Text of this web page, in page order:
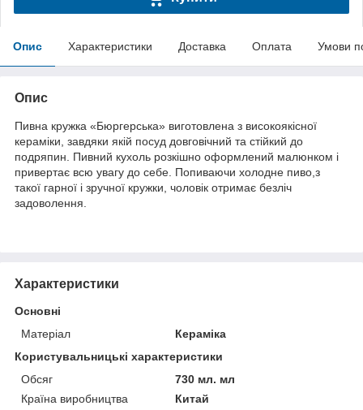
Опис Характеристики Доставка Оплата Умови
Опис
Пивна кружка «Бюргерська» виготовлена з високоякісної
кераміки, завдяки якій посуд довговічний та стійкий до
подряпин. Пивний кухоль розкішно оформлений малюнком і
привертає всю увагу до себе. Попиваючи холодне пиво,з
такої гарної і зручної кружки, чоловік отримає безліч
задоволення.
Характеристики
Основні
Матеріал
Кераміка
Користувальницькі характеристики
Обсяг
730 мл. мл
Країна виробництва
Китай